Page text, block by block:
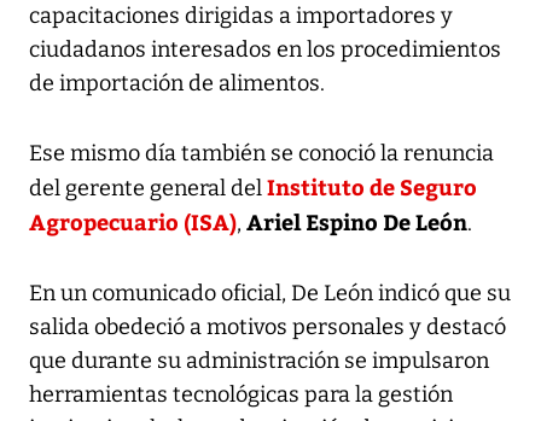
capacitaciones dirigidas a importadores y
ciudadanos interesados en los procedimientos
de importación de alimentos.
Ese mismo día también se conoció la renuncia
del gerente general delInstituto de Seguro
Agropecuario (ISA), Ariel Espino De León.
En un comunicado oficial, De León indicó que su
salida obedeció a motivos personales y destacó
que durante su administración se impulsaron
herramientas tecnológicas para la gestión